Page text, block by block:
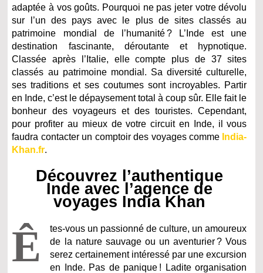
adaptée à vos goûts. Pourquoi ne pas jeter votre dévolu
sur l’un des pays avec le plus de sites classés au
patrimoine mondial de l’humanité ? L’Inde est une
destination fascinante, déroutante et hypnotique.
Classée après l’Italie, elle compte plus de 37 sites
classés au patrimoine mondial. Sa diversité culturelle,
ses traditions et ses coutumes sont incroyables. Partir
en Inde, c’est le dépaysement total à coup sûr. Elle fait le
bonheur des voyageurs et des touristes. Cependant,
pour profiter au mieux de votre circuit en Inde, il vous
faudra contacter un comptoir des voyages comme India-
Khan.fr.
Découvrez l’authentique
Inde avec l’agence de
voyages India Khan
Ê
tes-vous un passionné de culture, un amoureux
de la nature sauvage ou un aventurier ? Vous
serez certainement intéressé par une excursion
en Inde. Pas de panique ! Ladite organisation